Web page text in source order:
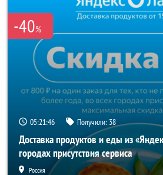
-40%
05:21:45 Получили: 38
Доставка продуктов и еды из
городах присутствия сервиса
Россия